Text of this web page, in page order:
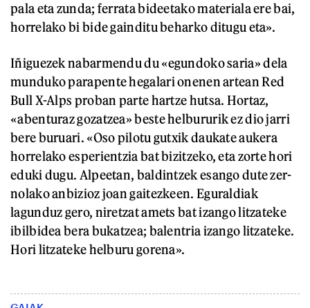
pala eta zunda; ferrata bideetako materiala ere bai,
horrelako bi bide gainditu beharko ditugu eta».
Iñiguezek nabarmendu du «egundoko saria» dela
munduko parapente hegalari onenen artean Red
Bull X-Alps proban parte hartze hutsa. Hortaz,
«abenturaz gozatzea» beste helbururik ez dio jarri
bere buruari. «Oso pilotu gutxik daukate aukera
horrelako esperientzia bat bizitzeko, eta zorte hori
eduki dugu. Alpeetan, baldintzek esango dute zer-
nolako anbizioz joan gaitezkeen. Eguraldiak
lagunduz gero, niretzat amets bat izango litzateke
ibilbidea bera bukatzea; balentria izango litzateke.
Hori litzateke helburu gorena».